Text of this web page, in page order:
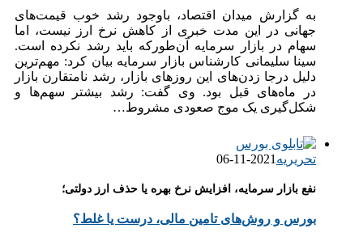
به گزارش میدان اقتصاد، باوجود رشد خوب قیمت‌های
جهانی در این مدت خبری از کاهش نرخ ارز نیست، اما
سهام در بازار سرمایه آن‌طورکه باید رشد نکرده است.
سینا سلیمانی کارشناس بازار سرمایه بیان کرد: مهم‌ترین
دلیل درجا زدن‌های این روزهای بازار، رشد نامتقارن بازار
در ماه‌های قبل بود. وی گفت: رشد بیشتر سهم‌ها و
شکل‌گیری یک موج صعودی مشروط…
تحریریه 2021-11-06
نفع بازار سرمایه، افزایش نرخ بهره یا حذف ارز دولتی؛
بورس و روش‌های تامین مالی، درست یا غلط؟